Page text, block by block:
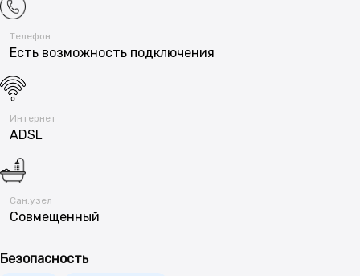
Телефон
Есть возможность подключения
Интернет
ADSL
Сан.узел
Совмещенный
Безопасность